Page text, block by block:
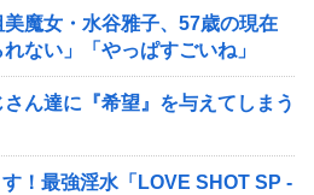
魔女・水谷雅子、57歳の現在
ない」「やっぱすごいね」
ん達に『希望』を与えてしまう
！最強淫水「LOVE SHOT SP -